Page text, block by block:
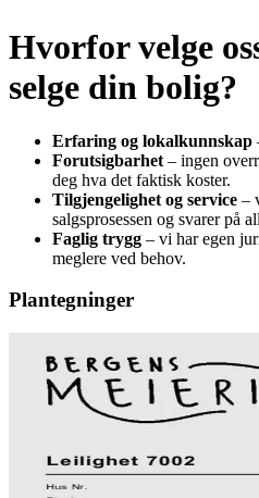
Hvorfor velge
selge din bolig?
Erfaring og lokalkunnskap
Forutsigbarhet – ingen
deg hva det faktisk koster.
Tilgjengelighet og service –
salgsprosessen og svarer på
Faglig trygg – vi har egen
meglere ved behov.
Plantegninger